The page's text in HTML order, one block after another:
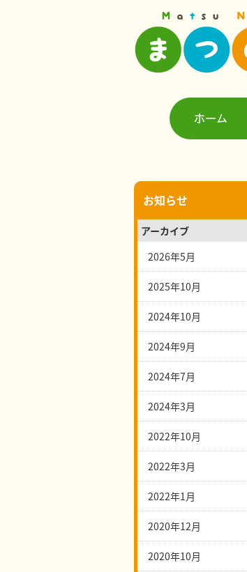
ホーム
お知らせ
アーカイブ
2026年5月
2025年10月
2024年10月
2024年9月
2024年7月
2024年3月
2022年10月
2022年3月
2022年1月
2020年12月
2020年10月